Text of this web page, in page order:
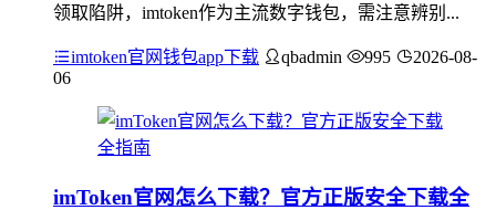
领取陷阱，imtoken作为主流数字钱包，需注意辨别...
imtoken官网钱包app下载 qbadmin 995
2026-08-
06
imToken官网怎么下载？官方正版安全下载全